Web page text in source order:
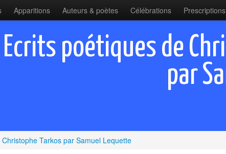
Apparitions Auteurs & poètes Célébrations Prescriptions
Ecrits poétiques de
par
Tarkos par Samuel Lequette